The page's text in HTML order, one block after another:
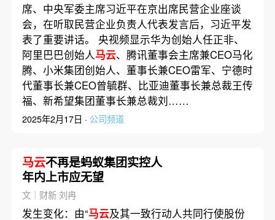
席、中央军委主席习近平在京出席民营企业座谈
会，在听取民营企业负责人代表发言后，习近平发
表了重要讲话。 央视频显示华为创始人任正非、
阿里巴巴创始人马云、腾讯董事会主席兼CEO马化
腾、小米集团创始人、董事长兼CEO雷军、宁德时
代董事长兼CEO曾毓群、比亚迪董事长兼总裁王传
福、新希望集团董事长兼总裁刘……
2025年2月17日 · 公司频道
马云不再是蚂蚁集团实控人
年内上市应无望
文｜财新 刘冉
发生变化：由“马云及其一致行动人共同行使股份